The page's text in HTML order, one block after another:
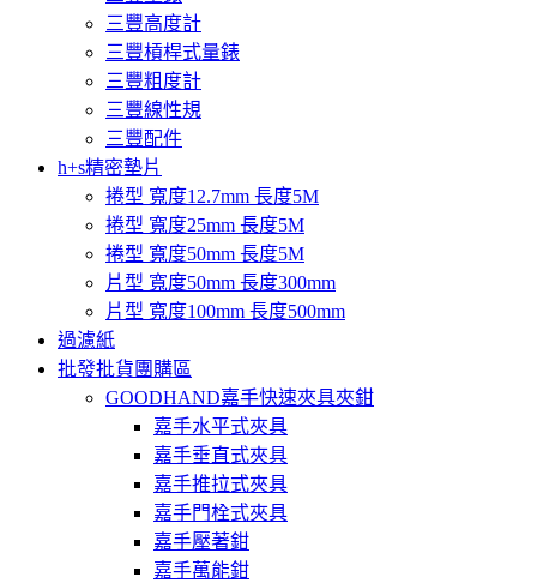
三豐高度計
三豐槓桿式量錶
三豐粗度計
三豐線性規
三豐配件
h+s精密墊片
捲型 寬度12.7mm 長度5M
捲型 寬度25mm 長度5M
捲型 寬度50mm 長度5M
片型 寬度50mm 長度300mm
片型 寬度100mm 長度500mm
過濾紙
批發批貨團購區
GOODHAND嘉手快速夾具夾鉗
嘉手水平式夾具
嘉手垂直式夾具
嘉手推拉式夾具
嘉手門栓式夾具
嘉手壓著鉗
嘉手萬能鉗